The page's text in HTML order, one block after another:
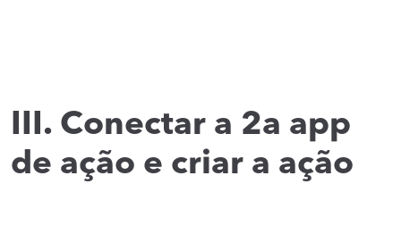
III. Conectar a 2a app
de ação e criar a ação